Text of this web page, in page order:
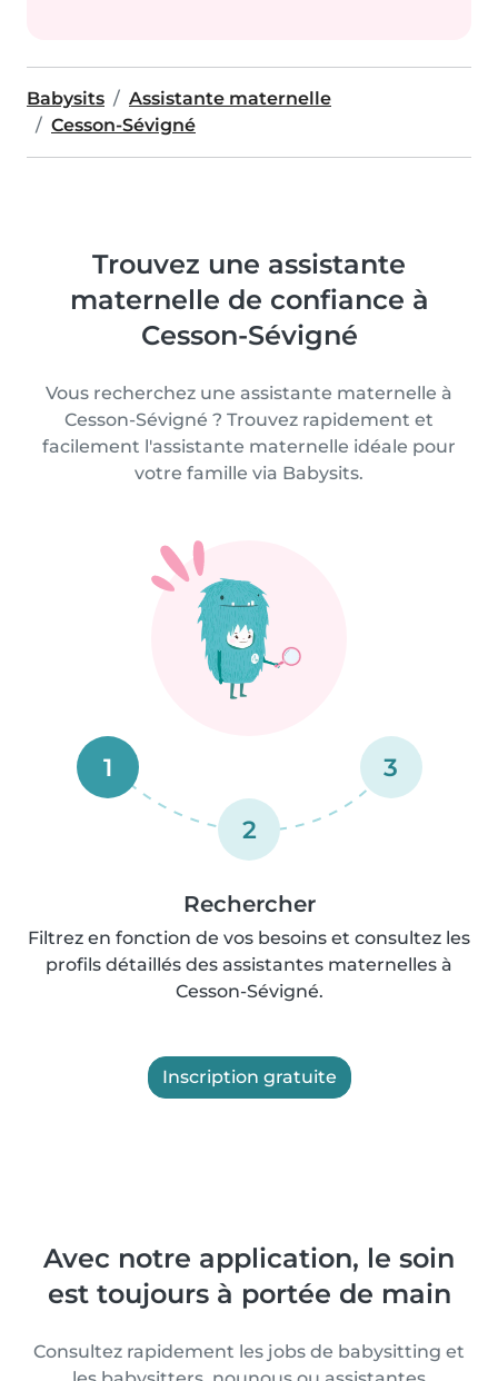
Babysits
Assistante maternelle
Cesson-Sévigné
Trouvez une assistante
maternelle de confiance à
Cesson-Sévigné
Vous recherchez une assistante maternelle à
Cesson-Sévigné ? Trouvez rapidement et
facilement l'assistante maternelle idéale pour
votre famille via Babysits.
1
2
3
Rechercher
Filtrez en fonction de vos besoins et consultez les
profils détaillés des assistantes maternelles à
Cesson-Sévigné.
Inscription gratuite
Avec notre application, le soin
est toujours à portée de main
Consultez rapidement les jobs de babysitting et